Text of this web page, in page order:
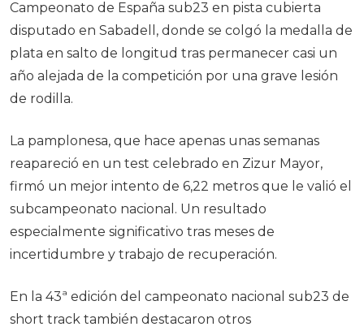
Campeonato de España sub23 en pista cubierta
disputado en Sabadell , donde se colgó la medalla de
plata en salto de longitud tras permanecer casi un
año alejada de la competición por una grave lesión
de rodilla.
La pamplonesa, que hace apenas unas semanas
reapareció en un test celebrado en Zizur Mayor,
firmó un mejor intento de 6,22 metros que le valió el
subcampeonato nacional. Un resultado
especialmente significativo tras meses de
incertidumbre y trabajo de recuperación.
En la 43ª edición del campeonato nacional sub23 de
short track también destacaron otros